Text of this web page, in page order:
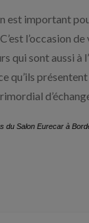
est important
l’occasion de
qui sont aussi à
qu’ils
du Salon Eurecar à